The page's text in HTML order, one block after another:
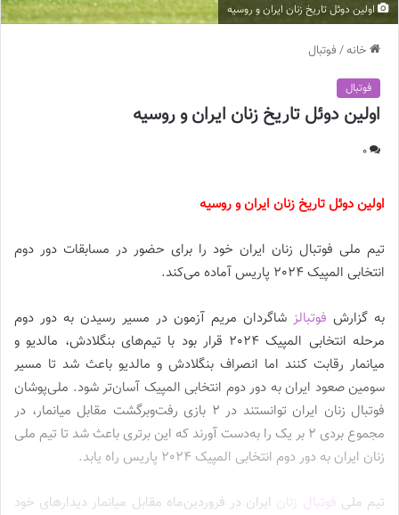
اولین دوئل تاریخ زنان ایران و روسیه
خانه/ فوتبال
فوتبال
اولین دوئل تاریخ زنان ایران و روسیه
0
اولین دوئل تاریخ زنان ایران و روسیه
تیم ملی فوتبال زنان ایران خود را برای حضور در مسابقات دور دوم
انتخابی المپیک 2024 پاریس آماده می‌کند.
به گزارش فوتبالز شاگردان مریم آزمون در مسیر رسیدن به دور دوم
مرحله انتخابی المپیک 2024 قرار بود با تیم‌های بنگلادش، مالدیو و
میانمار رقابت کنند اما انصراف بنگلادش و مالدیو باعث شد تا مسیر
سومین صعود ایران به دور دوم انتخابی المپیک آسان‌تر شود. ملی‌پوشان
فوتبال زنان ایران توانستند در 2 بازی رفت‌وبرگشت مقابل میانمار، در
مجموع بردی 2 بر یک را به‌دست آورند که این برتری باعث شد تا تیم ملی
زنان ایران به دور دوم انتخابی المپیک 2024 پاریس راه یابد.
تیم ملی فوتبال زنان ایران در فروردین‌ماه مقابل میانمار دیدارهای خود